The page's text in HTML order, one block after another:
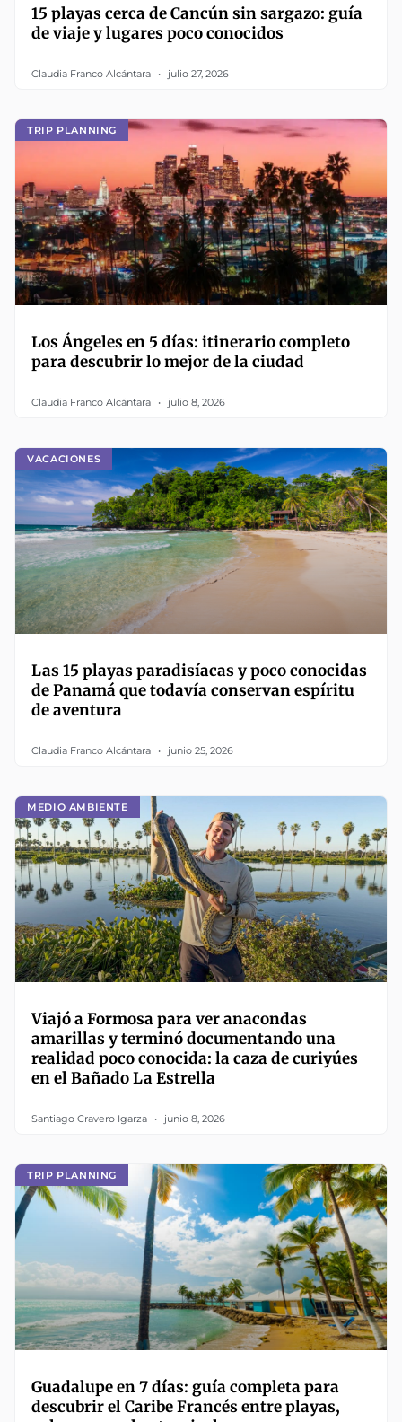
15 playas cerca de Cancún sin sargazo: guía
de viaje y lugares poco conocidos
Claudia Franco Alcántara julio 27, 2026
TRIP PLANNING
Los Ángeles en 5 días: itinerario completo
para descubrir lo mejor de la ciudad
Claudia Franco Alcántara julio 8, 2026
VACACIONES
Las 15 playas paradisíacas y poco conocidas
de Panamá que todavía conservan espíritu
de aventura
Claudia Franco Alcántara junio 25, 2026
MEDIO AMBIENTE
Viajó a Formosa para ver anacondas
amarillas y terminó documentando una
realidad poco conocida: la caza de curiyúes
en el Bañado La Estrella
Santiago Cravero Igarza junio 8, 2026
TRIP PLANNING
Guadalupe en 7 días: guía completa para
descubrir el Caribe Francés entre playas,